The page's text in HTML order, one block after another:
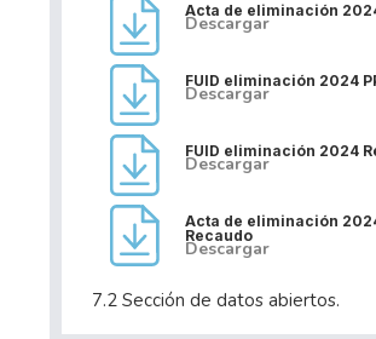
Acta de eliminación
Descargar
FUID eliminación 2024
Descargar
FUID eliminación 2024
Descargar
Acta de eliminación
Recaudo
Descargar
7.2 Sección de datos abiertos.